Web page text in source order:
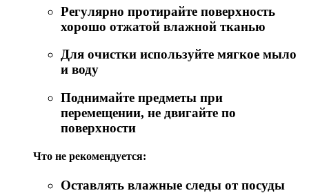
Регулярно протирайте поверхность
хорошо отжатой влажной тканью
Для очистки используйте мягкое мыло
и воду
Поднимайте предметы при
перемещении, не двигайте по
поверхности
Что не рекомендуется:
Оставлять влажные следы от посуды